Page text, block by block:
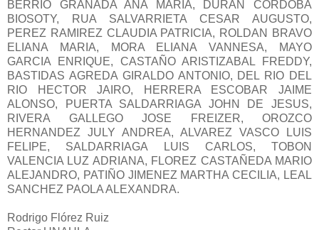
BERRIO GRANADA ANA MARIA, DURAN CORDOBA
BIOSOTY, RUA SALVARRIETA CESAR AUGUSTO,
PEREZ RAMIREZ CLAUDIA PATRICIA, ROLDAN BRAVO
ELIANA MARIA, MORA ELIANA VANNESA, MAYO
GARCIA ENRIQUE, CASTAÑO ARISTIZABAL FREDDY,
BASTIDAS AGREDA GIRALDO ANTONIO, DEL RIO DEL
RIO HECTOR JAIRO, HERRERA ESCOBAR JAIME
ALONSO, PUERTA SALDARRIAGA JOHN DE JESUS,
RIVERA GALLEGO JOSE FREIZER, OROZCO
HERNANDEZ JULY ANDREA, ALVAREZ VASCO LUIS
FELIPE, SALDARRIAGA LUIS CARLOS, TOBON
VALENCIA LUZ ADRIANA, FLOREZ CASTAÑEDA MARIO
ALEJANDRO, PATIÑO JIMENEZ MARTHA CECILIA, LEAL
SANCHEZ PAOLA ALEXANDRA.
Rodrigo Flórez Ruiz